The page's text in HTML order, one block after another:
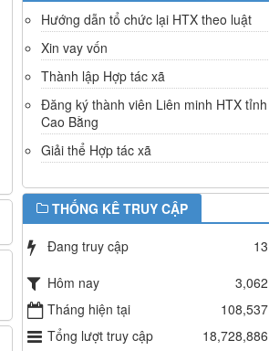
Hướng dẫn tổ chức lại HTX theo luật
Xin vay vốn
Thành lập Hợp tác xã
Đăng ký thành viên Liên minh HTX tỉnh
Cao Bằng
Giải thể Hợp tác xã
THỐNG KÊ TRUY CẬP
Đang truy cập
13
Hôm nay
3,062
Tháng hiện tại
108,537
Tổng lượt truy cập
18,728,886